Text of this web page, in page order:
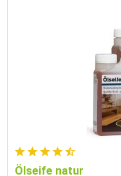
Ölseife natur